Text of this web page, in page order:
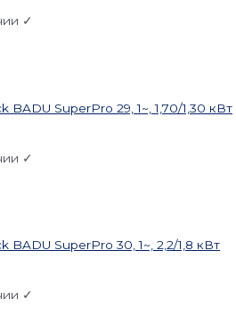
✓
BADU SuperPro 29, 1~, 1,70/1,30 кВт
✓
BADU SuperPro 30, 1~, 2,2/1,8 кВт
✓